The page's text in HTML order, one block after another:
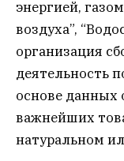
энергией,
воздуха”,
организация
деятельность
основе данных
важнейших
натуральном